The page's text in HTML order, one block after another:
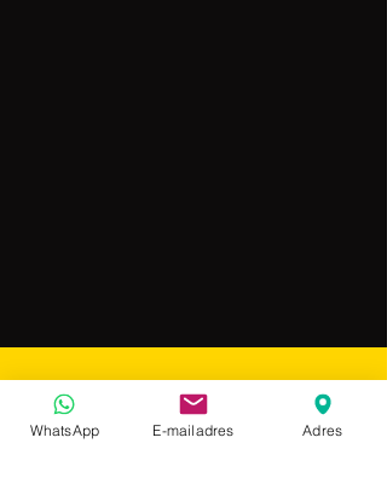
WhatsApp E-mailadres Adres